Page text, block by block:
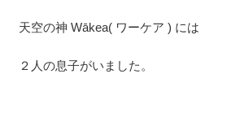
天空の神 Wākea( ワーケア ) には
２人の息子がいました。